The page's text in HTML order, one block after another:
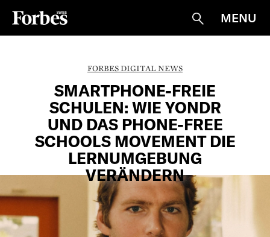
Suche
MENU
FORBES DIGITAL NEWS
SMARTPHONE-FREIE
SCHULEN: WIE YONDR
UND DAS PHONE-FREE
SCHOOLS MOVEMENT DIE
LERNUMGEBUNG
VERÄNDERN